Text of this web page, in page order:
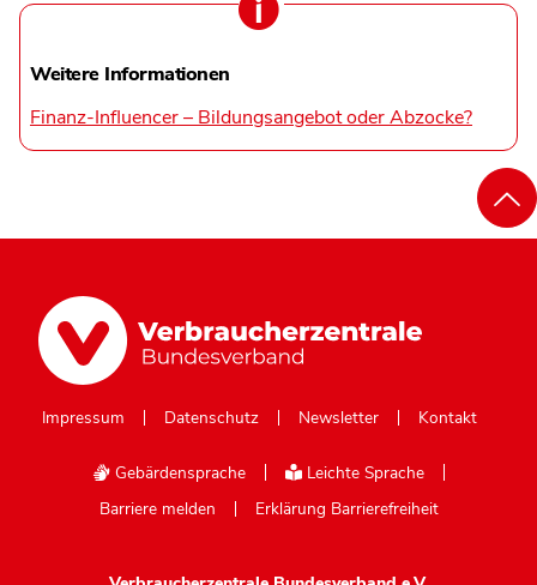
Weitere Informationen
Finanz-Influencer – Bildungsangebot oder Abzocke?
Impressum Datenschutz Newsletter Kontakt
Gebärdensprache
Leichte Sprache
Barriere melden
Erklärung Barrierefreiheit